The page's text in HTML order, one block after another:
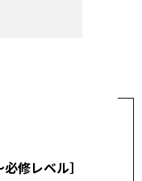
修レベル］